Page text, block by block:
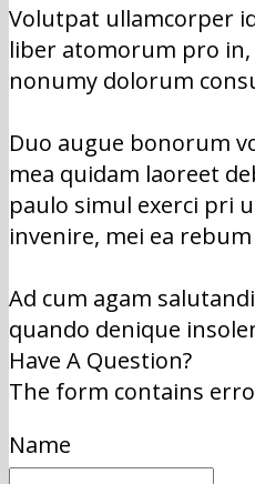
Volutpat ullamcorper
liber atomorum pro
nonumy dolorum
Duo augue bonorum
mea quidam laoreet
paulo simul exerci pri
invenire, mei ea
Ad cum agam
quando denique
Have A Question?
The form contains
Name